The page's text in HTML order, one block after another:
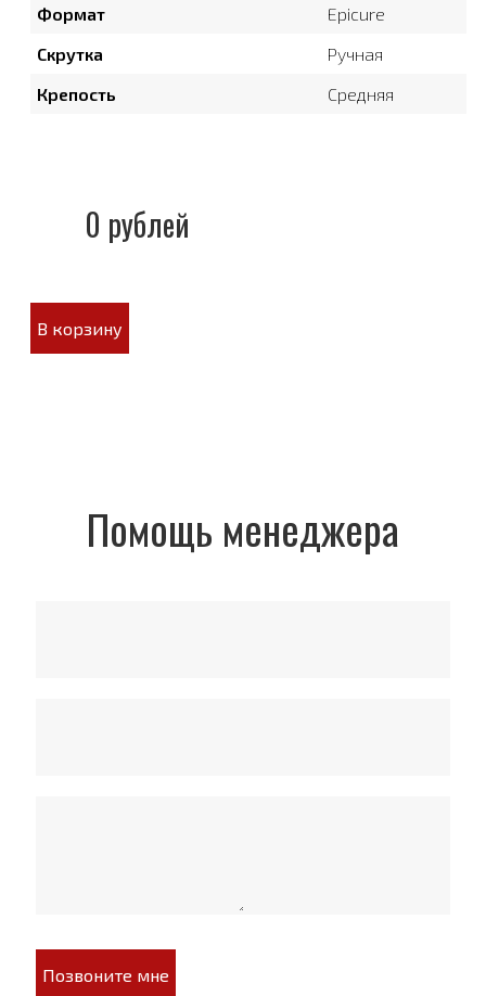
Формат
Epicure
Скрутка
Ручная
Крепость
Средняя
0 рублей
В корзину
Помощь менеджера
Позвоните мне